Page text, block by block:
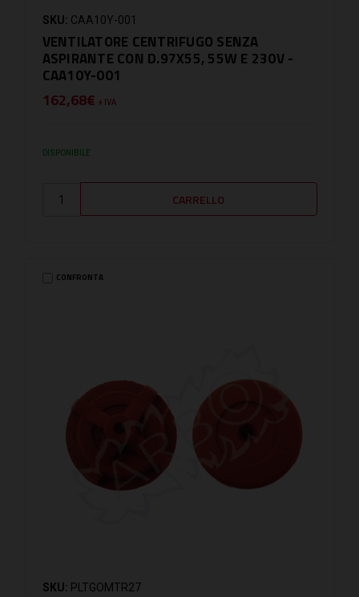
SKU: CAA10Y-001
VENTILATORE CENTRIFUGO SENZA
ASPIRANTE CON D.97X55, 55W E 230V -
CAA10Y-001
162,68€ + IVA
DISPONIBILE
CONFRONTA
SKU: PLTGOMTR27